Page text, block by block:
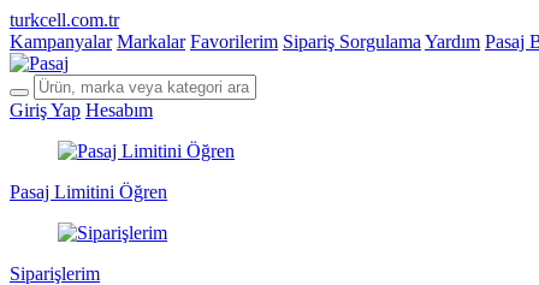
turkcell.com.tr
Kampanyalar Markalar Favorilerim Sipariş Sorgulama Yardım Pasaj
Giriş Yap Hesabım
Pasaj Limitini Öğren
Siparişlerim